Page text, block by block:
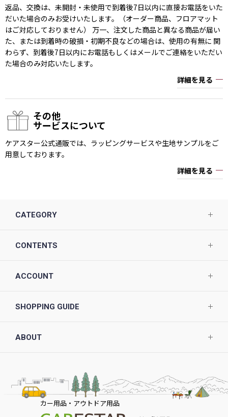
返品、交換は、未開封・未使用で到着後7日以内に直接お電話をいた
だいた場合のみお受けいたします。（オーダー商品、フロアマット
はご対応しておりません） 万一、注文した商品と異なる商品が届い
た、または到着時の破損・初期不良などの場合は、使用の有無に 関
わらず、到着後7日以内にお電話もしくはメールでご連絡をいただい
た場合のみ対応いたします。
詳細を見る
その他
サービスについて
ケアスター公式通販では、ラッピングサービスや生地サンプルをご
用意しております。
詳細を見る
CATEGORY
CONTENTS
ACCOUNT
SHOPPING GUIDE
ABOUT
カー用品・アウトドア用品